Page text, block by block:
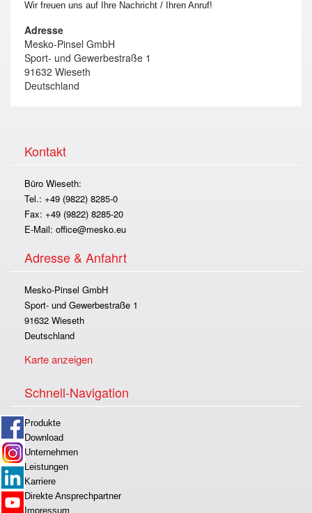
Wir freuen uns auf Ihre Nachricht / Ihren Anruf!
Adresse
Mesko-Pinsel GmbH
Sport- und Gewerbestraße 1
91632 Wieseth
Deutschland
Kontakt
Büro Wieseth:
Tel.: +49 (9822) 8285-0
Fax: +49 (9822) 8285-20
E-Mail: office@mesko.eu
Adresse & Anfahrt
Mesko-Pinsel GmbH
Sport- und Gewerbestraße 1
91632 Wieseth
Deutschland
Karte anzeigen
Schnell-Navigation
Produkte
Download
Unternehmen
Leistungen
Karriere
Direkte Ansprechpartner
Impressum